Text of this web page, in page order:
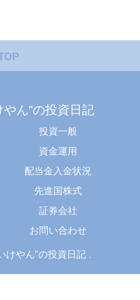
ん”の投資日記
投資一般
資金運用
配当金入金状況
先進国株式
証券会社
お問い合わせ
けやん”の投資日記 ​.